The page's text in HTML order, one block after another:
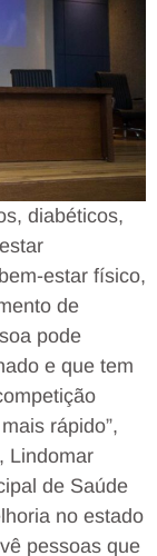
diabéticos,
estar físico,
de
pode
e que tem
rápido”,
Lindomar
de Saúde
no estado
pessoas que